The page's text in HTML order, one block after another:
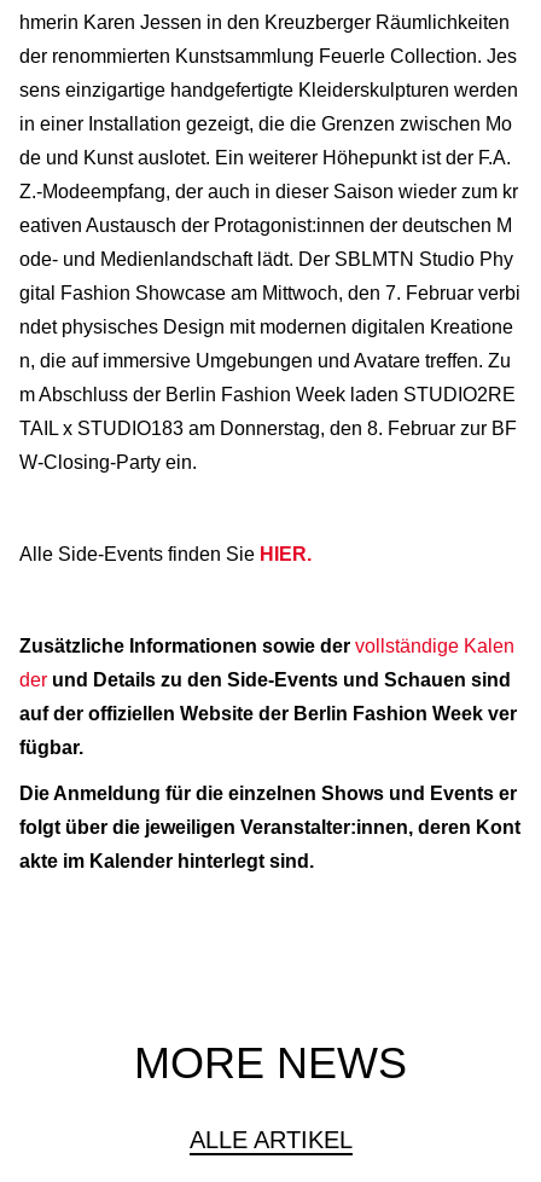
hmerin Karen Jessen in den Kreuzberger Räumlichkeiten
der renommierten Kunstsammlung Feuerle Collection. Jes
sens einzigartige handgefertigte Kleiderskulpturen werden
in einer Installation gezeigt, die die Grenzen zwischen Mo
de und Kunst auslotet. Ein weiterer Höhepunkt ist der F.A.
Z.-Modeempfang, der auch in dieser Saison wieder zum kr
eativen Austausch der Protagonist:innen der deutschen M
ode- und Medienlandschaft lädt. Der SBLMTN Studio Phy
gital Fashion Showcase am Mittwoch, den 7. Februar verbi
ndet physisches Design mit modernen digitalen Kreatione
n, die auf immersive Umgebungen und Avatare treffen. Zu
m Abschluss der Berlin Fashion Week laden STUDIO2RE
TAIL x STUDIO183 am Donnerstag, den 8. Februar zur BF
W-Closing-Party ein.
Alle Side-Events finden Sie HIER.
Zusätzliche Informationen sowie der vollständige Kalen
der und Details zu den Side-Events und Schauen sind
auf der offiziellen Website der Berlin Fashion Week ver
fügbar.
Die Anmeldung für die einzelnen Shows und Events er
folgt über die jeweiligen Veranstalter:innen, deren Kont
akte im Kalender hinterlegt sind.
MORE NEWS
ALLE ARTIKEL